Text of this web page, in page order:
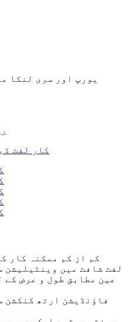
کم از کم ممکنہ کار کی
لفٹ شافٹ میں وینٹیلیشن
عین مطابق طول و عرض کے
فاؤنڈیشن ارتھ کنکشن